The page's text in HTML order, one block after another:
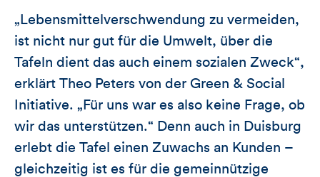
„Lebensmittelverschwendung zu vermeiden,
ist nicht nur gut für die Umwelt, über die
Tafeln dient das auch einem sozialen Zweck“,
erklärt Theo Peters von der Green & Social
Initiative. „Für uns war es also keine Frage, ob
wir das unterstützen.“ Denn auch in Duisburg
erlebt die Tafel einen Zuwachs an Kunden –
gleichzeitig ist es für die gemeinnützige